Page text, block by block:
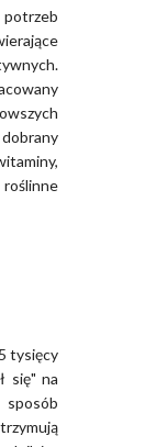
roślinne
tysięcy
się" na